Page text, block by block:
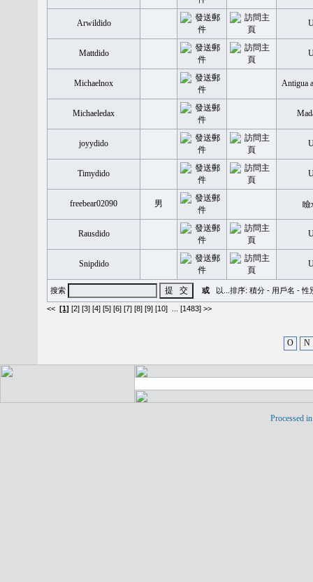
Arwildido
Mattdido
Michaelnox Antigua
Michaeledax
joyydido
Timydido
freebear02090 男
Rausdido
Snipdido
搜索 或 以...排序: 積分 - 用戶名 -性
<< [1] [2] [3] [4] [5] [6] [7] [8] [9] [10] [1483] >>
O N
Processed